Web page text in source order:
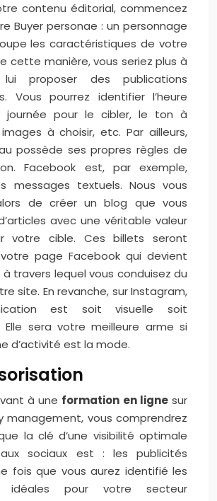
contenu éditorial, commencez
Buyer personae : un personnage
les caractéristiques de votre
cette manière, vous seriez plus à
proposer des publications
Vous pourrez identifier l’heure
journée pour le cibler, le ton à
à choisir, etc. Par ailleurs,
possède ses propres règles de
Facebook est, par exemple,
messages textuels. Nous vous
de créer un blog que vous
avec une véritable valeur
votre cible. Ces billets seront
page Facebook qui devient
travers lequel vous conduisez du
site. En revanche, sur Instagram,
est soit visuelle soit
Elle sera votre meilleure arme si
d’activité est la mode.
à une formation en lignesur
management, vous comprendrez
la clé d’une visibilité optimale
sociaux est : les publicités
fois que vous aurez identifié les
idéales pour votre secteur